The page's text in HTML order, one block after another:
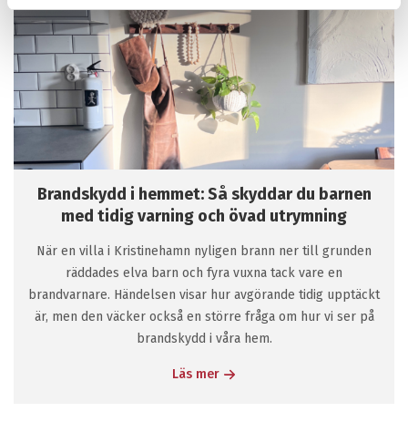
Brandskydd i hemmet: Så skyddar du barnen
med tidig varning och övad utrymning
När en villa i Kristinehamn nyligen brann ner till grunden
räddades elva barn och fyra vuxna tack vare en
brandvarnare. Händelsen visar hur avgörande tidig upptäckt
är, men den väcker också en större fråga om hur vi ser på
brandskydd i våra hem.
Läs mer